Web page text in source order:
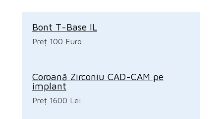
Bont T-Base IL
Preț 100 Euro
Coroană Zirconiu CAD-CAM pe
implant
Preț 1600 Lei